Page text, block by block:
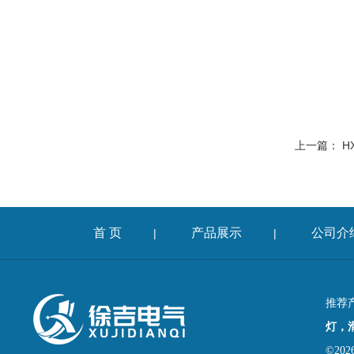
上一篇：
首 页 | 产品展示 | 公司介
推荐
灯，